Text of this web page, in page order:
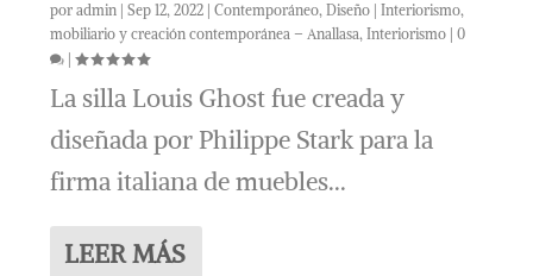
poradmin |Sep 12, 2022 |Contemporáneo,Diseño | Interiorismo,
mobiliario y creación contemporánea – Anallasa,Interiorismo |0
|
La silla Louis Ghost fue creada y
diseñada por Philippe Stark para la
firma italiana de muebles...
LEER MÁS